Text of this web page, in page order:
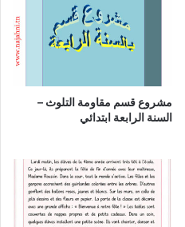
مشروع قسم مقاومة التلوث –
السنة الرابعة ابتدائي